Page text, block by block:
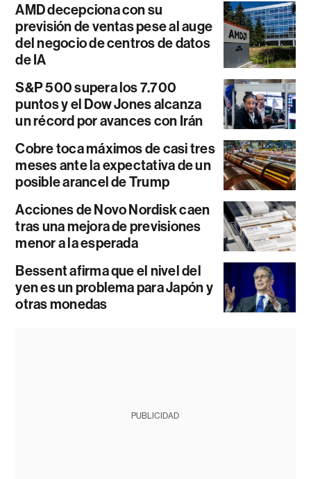
AMD decepciona con su
previsión de ventas pese al auge
del negocio de centros de datos
de IA
S&P 500 supera los 7.700
puntos y el Dow Jones alcanza
un récord por avances con Irán
Cobre toca máximos de casi tres
meses ante la expectativa de un
posible arancel de Trump
Acciones de Novo Nordisk caen
tras una mejora de previsiones
menor a la esperada
Bessent afirma que el nivel del
yen es un problema para Japón y
otras monedas
PUBLICIDAD